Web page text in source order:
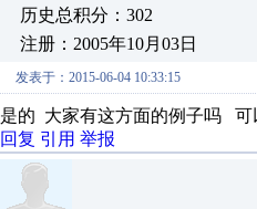
历史总积分：302
注册：2005年10月03日
发表于：2015-06-04 10:33:15
是的 大家有这方面的例子吗 可
回复 引用 举报